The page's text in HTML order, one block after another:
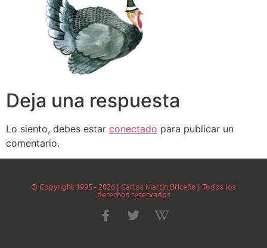
Deja una respuesta
Lo siento, debes estar conectado para publicar un
comentario.
© Copyright 1995 - 2026 | Carlos Martín Briceño | Todos los
derechos reservados